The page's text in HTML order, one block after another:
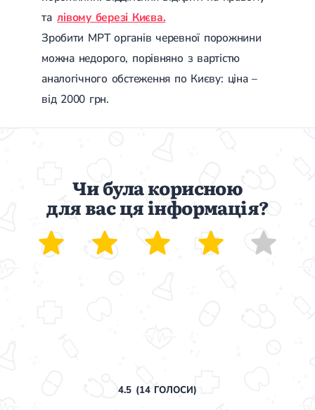
та лівому березі Києва.
Зробити МРТ органів черевної порожнини
можна недорого, порівняно з вартістю
аналогічного обстеження по Києву: ціна –
від 2000 грн.
Чи була корисною
для вас ця інформація?
4.5(14ГОЛОСИ)